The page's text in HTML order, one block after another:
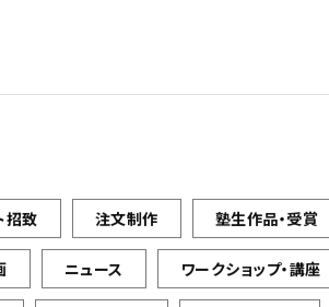
招致 注文制作 塾生作品・受賞
ニュース ワークショップ・講座